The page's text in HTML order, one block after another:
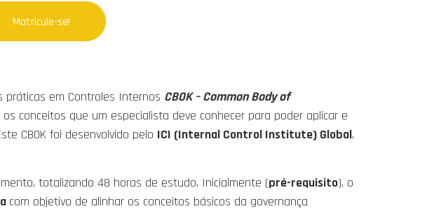
Matricule-se!
em Controles Internos CBOK – Common Body of
conceitos que um especialista deve conhecer para poder aplicar e
CBOK foi desenvolvido pelo ICI (Internal Control Institute) Global,
totalizando 48 horas de estudo. Inicialmente (pré-requisito), o
com objetivo de alinhar os conceitos básicos da governança